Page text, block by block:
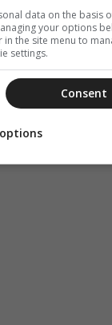
τα λόγια που
data on the basis
your options
the site menu to
settings.
Consent